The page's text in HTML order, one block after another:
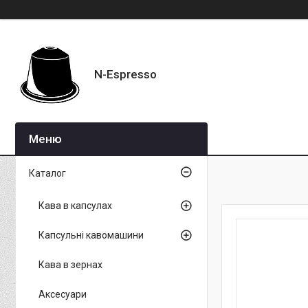
N-Espresso
Каталог
Кава в капсулах
Капсульні кавомашини
Кава в зернах
Аксесуари